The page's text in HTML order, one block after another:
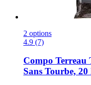
2 options
4.9 (7)
Compo Terreau
Sans Tourbe, 20